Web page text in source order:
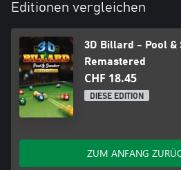
Editionen vergleichen
3D Billard - Pool &
Remastered
CHF 18.45
DIESE EDITION
ZUM ANFANG